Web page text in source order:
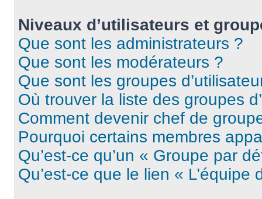
Niveaux d’utilisateurs et
Que sont les administrateurs ?
Que sont les modérateurs ?
Que sont les groupes
Où trouver la liste des groupes
Comment devenir chef de
Pourquoi certains membres
Qu’est-ce qu’un « Groupe par
Qu’est-ce que le lien « L’équipe